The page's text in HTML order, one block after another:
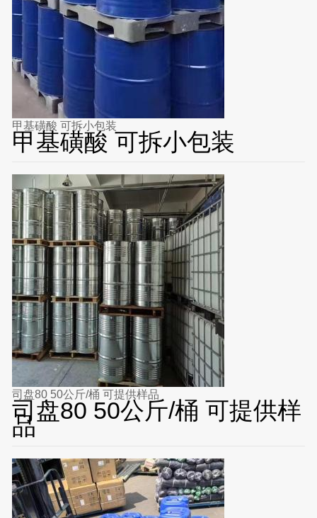
甲基磺酸 可拆小包装
甲基磺酸 可拆小包装
司盘80 50公斤/桶 可提供样品
司盘80 50公斤/桶 可提供样
品